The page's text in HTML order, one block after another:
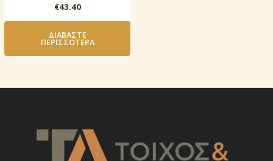
€43.40
ΔΙΑΒΆΣΤΕ
ΠΕΡΙΣΣΌΤΕΡΑ